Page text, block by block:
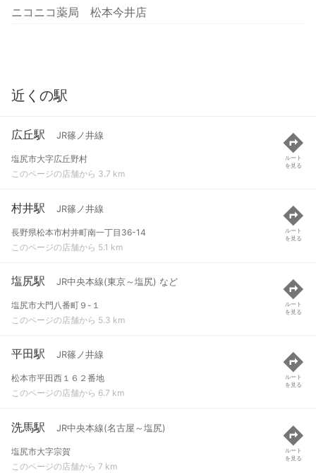
ニコニコ薬局 松本今井店
近くの駅
広丘駅 JR篠ノ井線
塩尻市大字広丘野村
このページの店舗から 3.7 km
ルート
を見る
村井駅 JR篠ノ井線
長野県松本市村井町南一丁目36-14
このページの店舗から 5.1 km
ルート
を見る
塩尻駅 JR中央本線(東京～塩尻) など
塩尻市大門八番町９-１
このページの店舗から 5.3 km
ルート
を見る
平田駅 JR篠ノ井線
松本市平田西１６２番地
このページの店舗から 6.7 km
ルート
を見る
洗馬駅 JR中央本線(名古屋～塩尻)
塩尻市大字宗賀
このページの店舗から 7 km
ルート
を見る